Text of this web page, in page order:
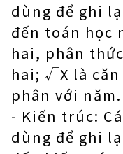
dùng để ghi
đến toán học
hai, phân
hai; √X là căn
phân với năm.
- Kiến trúc:
dùng để ghi